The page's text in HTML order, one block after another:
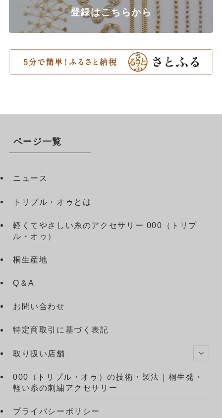
登録はこちらから
ページ一覧
ニュース
トリプル・オゥとは
軽くてやさしい糸のアクセサリー 000（トリプ
ル・オゥ）
桐生産地
Q＆A
お問い合わせ
特定商取引に基づく表記
取り扱い店舗
000（トリプル・オゥ）の技術・製法｜桐生発・
軽い糸の刺繍アクセサリー
プライバシーポリシー